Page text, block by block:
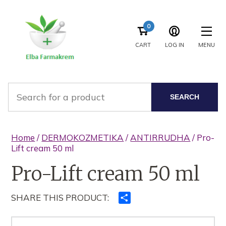
CART
0
LOG IN MENU
SEARCH
Home / DERMOKOZMETIKA / ANTIRRUDHA / Pro-
Lift cream 50 ml
Pro-Lift cream 50 ml
SHARE THIS PRODUCT: